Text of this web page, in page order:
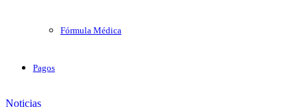
Fórmula Médica
Pagos
Noticias